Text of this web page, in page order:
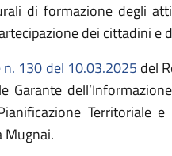
di formazione degli
dei cittadini
130 del 10.03.2025 del
Garante
Territoriale
Mugnai.